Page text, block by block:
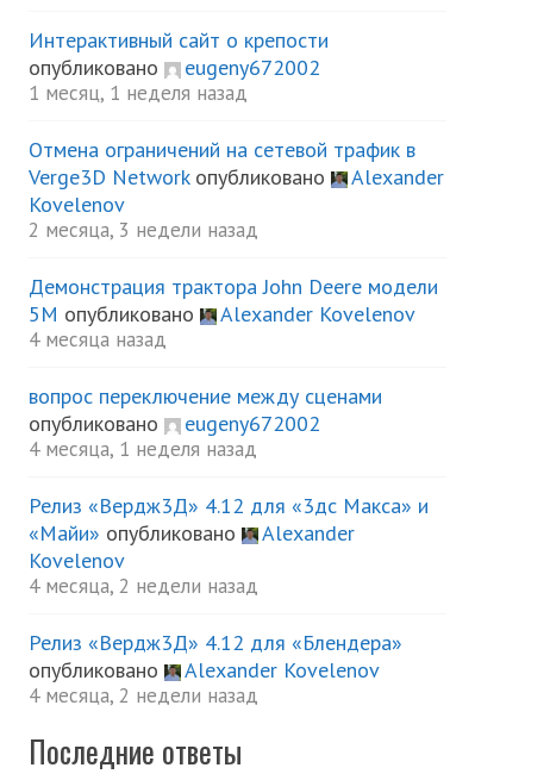
Интерактивный сайт о крепости
опубликовано
eugeny672002
1 месяц, 1 неделя назад
Отмена ограничений на сетевой трафик в
Verge3D Networkопубликовано
Alexander
Kovelenov
2 месяца, 3 недели назад
Демонстрация трактора John Deere модели
5М опубликовано Alexander Kovelenov
4 месяца назад
вопрос переключение между сценами
опубликовано
eugeny672002
4 месяца, 1 неделя назад
Релиз «Вердж3Д» 4.12 для «3дс Макса» и
«Майи» опубликовано
Alexander
Kovelenov
4 месяца, 2 недели назад
Релиз «Вердж3Д» 4.12 для «Блендера»
опубликовано
Alexander Kovelenov
4 месяца, 2 недели назад
Последние ответы